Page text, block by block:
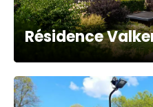
Résidence